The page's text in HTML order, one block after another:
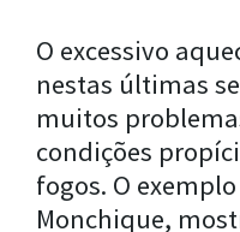
O excessivo
nestas últimas
muitos
condições
fogos. O
Monchique,